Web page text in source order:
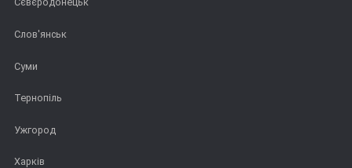
Слов'янськ
Суми
Тернопіль
Ужгород
Харків